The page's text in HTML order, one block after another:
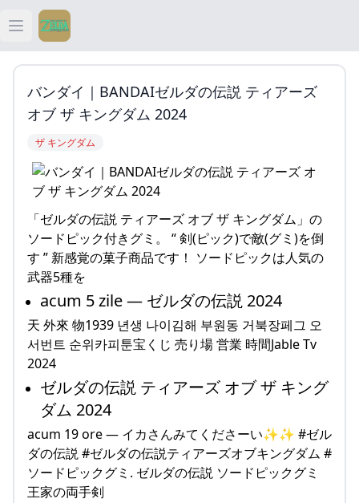
Open main menu
ティアキン
ティアキン 祠
ティアキン 攻略
バンダイ｜BANDAIゼルダの伝説 ティアーズ
オブ ザ キングダム 2024
ザ キングダム
「ゼルダの伝説 ティアーズ オブ ザ キングダム」の
ソードピック付きグミ。 “ 剣(ピック)で敵(グミ)を倒
す ” 新感覚の菓子商品です！ ソードピックは人気の
武器5種を
acum 5 zile — ゼルダの伝説 2024
天 外來 物1939 년생 나이김해 부원동 거북장페그 오
서번트 순위카피툰宝くじ 売り場 営業 時間Jable Tv
2024
ゼルダの伝説 ティアーズ オブ ザ キング
ダム 2024
acum 19 ore — イカさんみてくださーい✨✨ #ゼル
ダの伝説 #ゼルダの伝説ティアーズオブキングダム #
ソードピックグミ. ゼルダの伝説 ソードピックグミ
王家の両手剣